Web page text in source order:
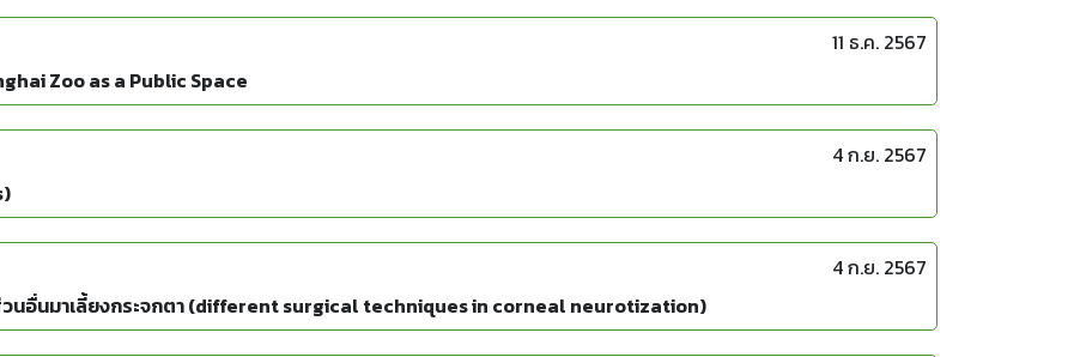
11 ธ.ค. 2567
Zoo as a Public Space
4 ก.ย. 2567
4 ก.ย. 2567
วนอื่นมาเลี้ยงกระจกตา (different surgical techniques in corneal neurotization)